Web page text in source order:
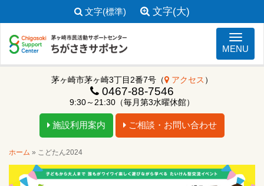
文字(標準) 文字(大)
ナビゲ
MENU
茅ヶ崎市茅ヶ崎3丁目2番7号（ アクセス ）
0467-88-7546
9:30～21:30（毎月第3水曜休館）
施設利用案内 ご相談・お問い合わせ
ホーム » こどたん2024